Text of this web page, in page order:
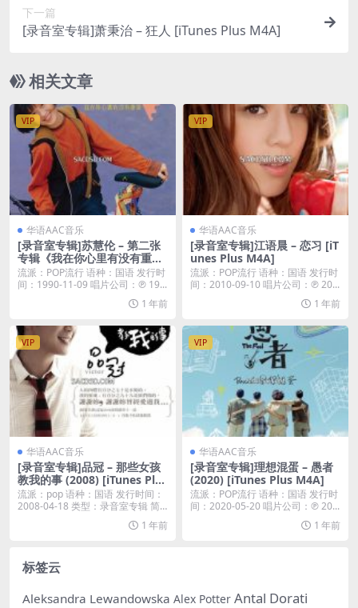
下一篇
[录音室专辑]萧秉治 – 狂人 [iTunes Plus M4A]
相关文章
VIP
华语AAC音乐
[录音室专辑]苏慧伦 – 第二张
专辑《我在你心里有没有重
量》 (1990) [iTunes Plus M4
A]
流派：POP流行 语种：国语 发行时
间：1990-11-09 唱片公司：℗ 19...
1 年前
VIP
华语AAC音乐
[录音室专辑]江语晨 – 恋习 [iT
unes Plus M4A]
流派：POP流行 语种：国语 发行时
间：2010-09-10 唱片公司：℗ 20...
1 年前
VIP
华语AAC音乐
[录音室专辑]品冠 – 那些女孩
教我的事 (2008) [iTunes Plus
AAC M4A]
流派：pop 语种：国语 发行时间：
2008-04-18 类型：录音室专辑 简
1 年前
VIP
华语AAC音乐
[录音室专辑]理想混蛋 – 愚者
(2020) [iTunes Plus M4A]
流派：POP流行 语种：国语 发行时
间：2020-05-20 唱片公司：℗ 20...
1 年前
标签云
Aleksandra Lewandowska Alex Potter Antal Dorati